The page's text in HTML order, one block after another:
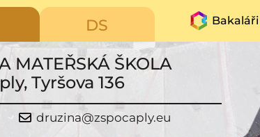
DS Bakaláři
MATEŘSKÁ ŠKOLA
Tyršova 136
druzina@zspocaply.eu